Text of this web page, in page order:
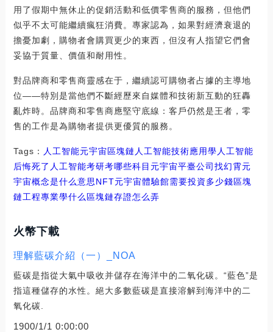
用了假期中無休止的促銷活動和低價零售商的服務，但他們
似乎不太可能繼續瘋狂消費。專家認為，如果對經濟衰退的
擔憂加劇，購物者會購買更少的東西，但沒有人指望它們會
妥協于質量、價值和耐用性。
對品牌商和零售商靈感在于，繼續認可購物者占據的主導地
位——特別是當他們不斷經歷來自媒體和技術新互動的狂轟
亂炸時。品牌商和零售商應堅守底線：客戶仍然是王者，零
售的工作是為購物者提供更優質的服務。
Tags： 人工智能元宇宙區塊鏈人工智能技術應用學人工智能
后悔死了 人工智能考研考哪些科目元宇宙平臺公司找幻霄元
宇宙概念是什么意思NFT元宇宙體驗館需要投資多少錢區塊
鏈工程專業學什么 區塊鏈存證怎么弄
火幣下載
理解藍碳介紹（一）_NOA
藍碳是指從大氣中吸收并儲存在海洋中的二氧化碳。“藍色”是
指這種儲存的水性。絕大多數藍碳是直接溶解到海洋中的二
氧化碳.
1900/1/1 0:00:00